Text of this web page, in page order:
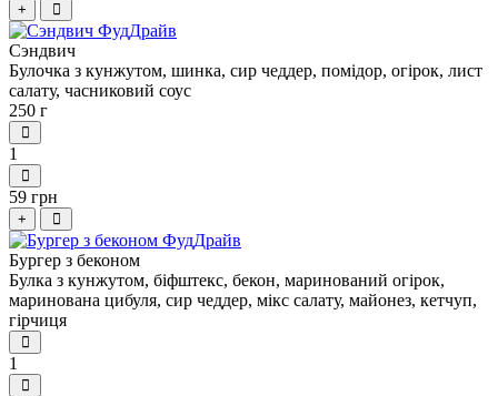
+
Сэндвич
Булочка з кунжутом, шинка, сир чеддер, помідор, огірок, лист
салату, часниковий соус
250 г
1
59 грн
+
Бургер з беконом
Булка з кунжутом, біфштекс, бекон, маринований огірок,
маринована цибуля, сир чеддер, мікс салату, майонез, кетчуп,
гірчиця
1